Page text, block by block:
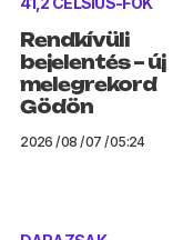
Rendkívüli
bejelentés – új
melegrekord
Gödön
2026 / 08 / 07 / 05:24